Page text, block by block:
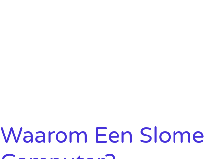
Waarom Een Slome